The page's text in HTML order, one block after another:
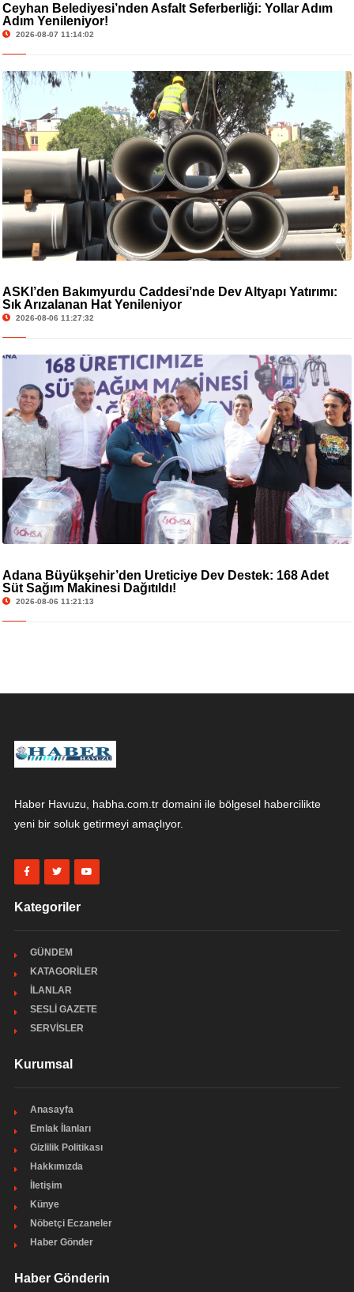
Ceyhan Belediyesi’nden Asfalt Seferberliği: Yollar Adım
Adım Yenileniyor!
2026-08-07 11:14:02
ASKİ’den Bakımyurdu Caddesi’nde Dev Altyapı Yatırımı:
Sık Arızalanan Hat Yenileniyor
2026-08-06 11:27:32
Adana Büyükşehir’den Üreticiye Dev Destek: 168 Adet
Süt Sağım Makinesi Dağıtıldı!
2026-08-06 11:21:13
Haber Havuzu, habha.com.tr domaini ile bölgesel habercilikte
yeni bir soluk getirmeyi amaçlıyor.
Kategoriler
GÜNDEM
KATAGORİLER
İLANLAR
SESLİ GAZETE
SERVİSLER
Kurumsal
Anasayfa
Emlak İlanları
Gizlilik Politikası
Hakkımızda
İletişim
Künye
Nöbetçi Eczaneler
Haber Gönder
Haber Gönderin